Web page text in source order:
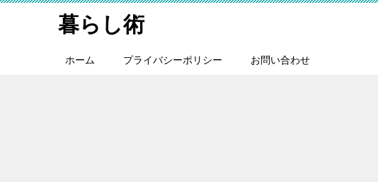
暮らし術
ホーム プライバシーポリシー お問い合わせ